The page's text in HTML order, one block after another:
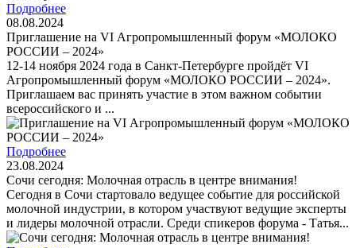
Подробнее
08.08.2024
Приглашение на VI Агропромышленный форум «МОЛОКО
РОССИИ – 2024»
12-14 ноября 2024 года в Санкт-Петербурге пройдёт VI
Агропромышленный форум «МОЛОКО РОССИИ – 2024».
Приглашаем вас принять участие в этом важном событии
всероссийского и ...
Подробнее
23.08.2024
Сочи сегодня: Молочная отрасль в центре внимания!
Сегодня в Сочи стартовало ведущее событие для российской
молочной индустрии, в котором участвуют ведущие эксперты
и лидеры молочной отрасли. Среди спикеров форума - Татья...